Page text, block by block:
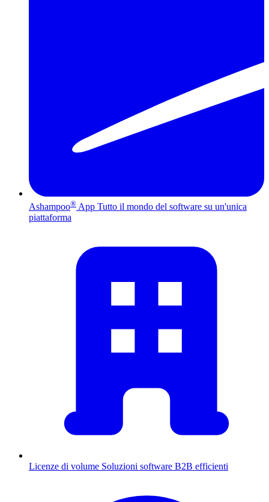
Ashampoo® App Tutto il mondo del software su un'unica
piattaforma
Licenze di volume Soluzioni software B2B efficienti